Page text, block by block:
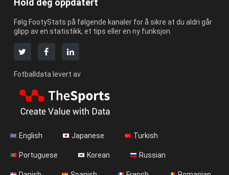
Hold deg oppdatert
Følg FootyStats på følgende kanaler for å sikre at du aldri går
glipp av en statistikk, et tips eller en ny funksjon.
Fotballdata levert av
English Japanese Turkish
Portuguese Korean Russian